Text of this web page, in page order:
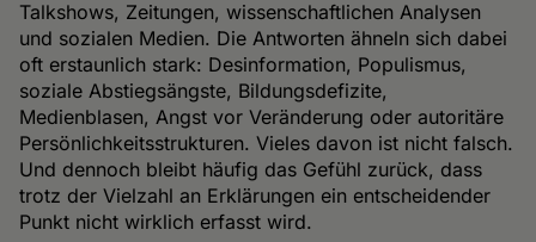
Talkshows, Zeitungen, wissenschaftlichen Analysen
und sozialen Medien. Die Antworten ähneln sich dabei
oft erstaunlich stark: Desinformation, Populismus,
soziale Abstiegsängste, Bildungsdefizite,
Medienblasen, Angst vor Veränderung oder autoritäre
Persönlichkeitsstrukturen. Vieles davon ist nicht falsch.
Und dennoch bleibt häufig das Gefühl zurück, dass
trotz der Vielzahl an Erklärungen ein entscheidender
Punkt nicht wirklich erfasst wird.